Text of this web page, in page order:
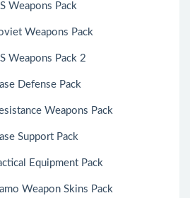
Weapons Pack
Weapons Pack
Weapons Pack 2
Defense Pack
Weapons Pack
Support Pack
Equipment Pack
Weapon Skins Pack